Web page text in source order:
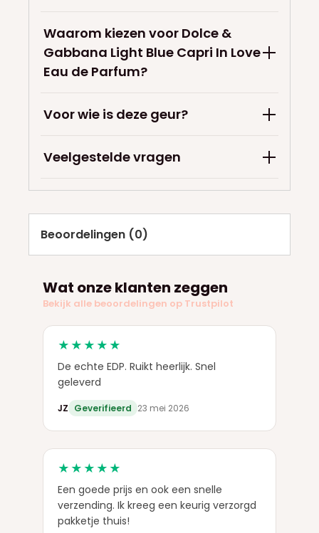
Waarom kiezen voor Dolce &
Gabbana Light Blue Capri In Love
Eau de Parfum?
Voor wie is deze geur?
Veelgestelde vragen
Beoordelingen (0)
Wat onze klanten zeggen
Bekijk alle beoordelingen op Trustpilot
★★★★★
De echte EDP. Ruikt heerlijk. Snel
geleverd
JZ Geverifieerd 23 mei 2026
★★★★★
Een goede prijs en ook een snelle
verzending. Ik kreeg een keurig verzorgd
pakketje thuis!